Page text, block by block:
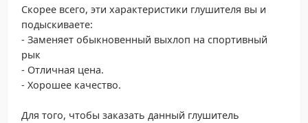
Скорее всего, эти характеристики глушителя вы и
подыскиваете:
- Заменяет обыкновенный выхлоп на спортивный
рык
- Отличная цена.
- Хорошее качество.
Для того, чтобы заказать данный глушитель